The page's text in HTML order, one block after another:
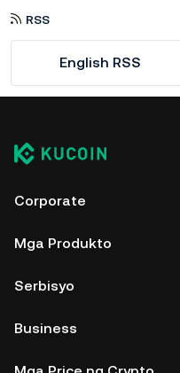
RSS
English RSS
Corporate
Mga Produkto
Serbisyo
Business